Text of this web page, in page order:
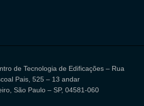
de Tecnologia de Edificações – Rua
Pais, 525 – 13 andar
São Paulo – SP, 04581-060